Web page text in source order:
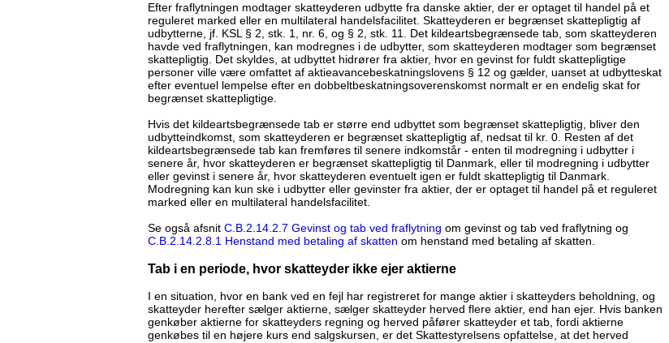
Efter fraflytningen modtager skatteyderen udbytte fra danske aktier, der er optaget til handel på et
reguleret marked eller en multilateral handelsfacilitet. Skatteyderen er begrænset skattepligtig af
udbytterne, jf. KSL § 2, stk. 1, nr. 6, og § 2, stk. 11. Det kildeartsbegrænsede tab, som skatteyderen
havde ved fraflytningen, kan modregnes i de udbytter, som skatteyderen modtager som begrænset
skattepligtig. Det skyldes, at udbyttet hidrører fra aktier, hvor en gevinst for fuldt skattepligtige
personer ville være omfattet af aktieavancebeskatningslovens § 12 og gælder, uanset at udbytteskat
efter eventuel lempelse efter en dobbeltbeskatningsoverenskomst normalt er en endelig skat for
begrænset skattepligtige.
Hvis det kildeartsbegrænsede tab er større end udbyttet som begrænset skattepligtig, bliver den
udbytteindkomst, som skatteyderen er begrænset skattepligtig af, nedsat til kr. 0. Resten af det
kildeartsbegrænsede tab kan fremføres til senere indkomstår - enten til modregning i udbytter i
senere år, hvor skatteyderen er begrænset skattepligtig til Danmark, eller til modregning i udbytter
eller gevinst i senere år, hvor skatteyderen eventuelt igen er fuldt skattepligtig til Danmark.
Modregning kan kun ske i udbytter eller gevinster fra aktier, der er optaget til handel på et reguleret
marked eller en multilateral handelsfacilitet.
Se også afsnit C.B.2.14.2.7 Gevinst og tab ved fraflytning om gevinst og tab ved fraflytning og
C.B.2.14.2.8.1 Henstand med betaling af skatten om henstand med betaling af skatten.
Tab i en periode, hvor skatteyder ikke ejer aktierne
I en situation, hvor en bank ved en fejl har registreret for mange aktier i skatteyders beholdning, og
skatteyder herefter sælger aktierne, sælger skatteyder herved flere aktier, end han ejer. Hvis banken
genkøber aktierne for skatteyders regning og herved påfører skatteyder et tab, fordi aktierne
genkøbes til en højere kurs end salgskursen, er det Skattestyrelsens opfattelse, at det herved